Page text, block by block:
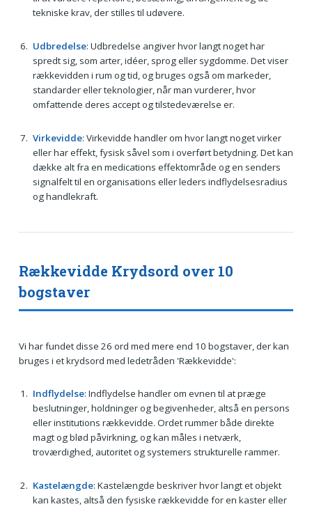
tekniske krav, der stilles til udøvere.
Udbredelse: Udbredelse angiver hvor langt noget har
spredt sig, som arter, idéer, sprog eller sygdomme. Det viser
rækkevidden i rum og tid, og bruges også om markeder,
standarder eller teknologier, når man vurderer, hvor
omfattende deres accept og tilstedeværelse er.
Virkevidde: Virkevidde handler om hvor langt noget virker
eller har effekt, fysisk såvel som i overført betydning. Det kan
dække alt fra en medications effektområde og en senders
signalfelt til en organisations eller leders indflydelsesradius
og handlekraft.
Rækkevidde Krydsord over 10
bogstaver
Vi har fundet disse 26 ord med mere end 10 bogstaver, der kan
bruges i et krydsord med ledetråden 'Rækkevidde':
Indflydelse: Indflydelse handler om evnen til at præge
beslutninger, holdninger og begivenheder, altså en persons
eller institutions rækkevidde. Ordet rummer både direkte
magt og blød påvirkning, og kan måles i netværk,
troværdighed, autoritet og systemers strukturelle rammer.
Kastelængde: Kastelængde beskriver hvor langt et objekt
kan kastes, altså den fysiske rækkevidde for en kaster eller